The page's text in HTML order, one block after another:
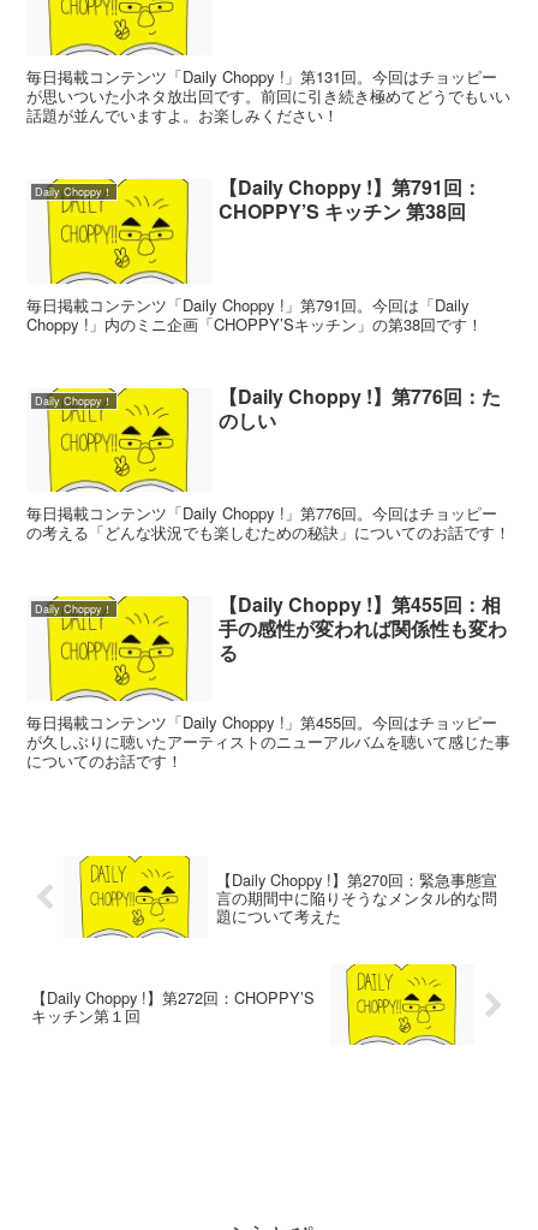
毎日掲載コンテンツ「Daily Choppy !」第131回。今回はチョッピー
が思いついた小ネタ放出回です。前回に引き続き極めてどうでもいい
話題が並んでいますよ。お楽しみください！
Daily Choppy！
【Daily Choppy !】第791回：
CHOPPY’S キッチン 第38回
毎日掲載コンテンツ「Daily Choppy !」第791回。今回は「Daily
Choppy !」内のミニ企画「CHOPPY’Sキッチン」の第38回です！
Daily Choppy！
【Daily Choppy !】第776回：た
のしい
毎日掲載コンテンツ「Daily Choppy !」第776回。今回はチョッピー
の考える「どんな状況でも楽しむための秘訣」についてのお話です！
Daily Choppy！
【Daily Choppy !】第455回：相
手の感性が変われば関係性も変わ
る
毎日掲載コンテンツ「Daily Choppy !」第455回。今回はチョッピー
が久しぶりに聴いたアーティストのニューアルバムを聴いて感じた事
についてのお話です！
【Daily Choppy !】第270回：緊急事態宣
言の期間中に陥りそうなメンタル的な問
題について考えた
【Daily Choppy !】第272回：CHOPPY’S
キッチン第１回